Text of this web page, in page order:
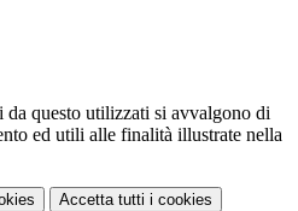
questo utilizzati si avvalgono di
ed utili alle finalità illustrate nella
Accetta tutti i cookies